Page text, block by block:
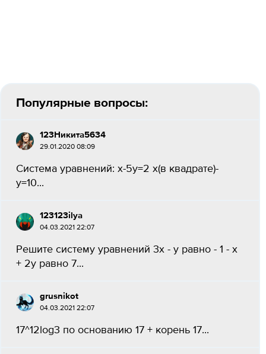
Популярные вопросы:
123Никита5634
29.01.2020 08:09
Система уравнений: x-5y=2 x(в квадрате)-
y=10...
123123ilya
04.03.2021 22:07
Решите систему уравнений 3x - у равно - 1 - х
+ 2у равно 7...
grusnikot
04.03.2021 22:07
17^12log3 по основанию 17 + корень 17...